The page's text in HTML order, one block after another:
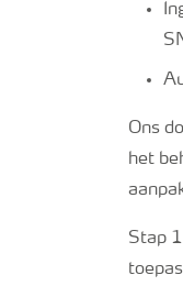
Ons
het
Stap